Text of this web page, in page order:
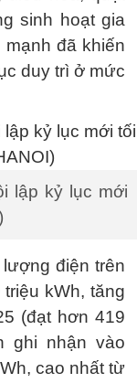
sinh hoạt gia
đã khiến
duy trì ở mức
lập kỷ lục mới
điện trên
kWh, tăng
(đạt hơn 419
ghi nhận vào
cao nhất từ